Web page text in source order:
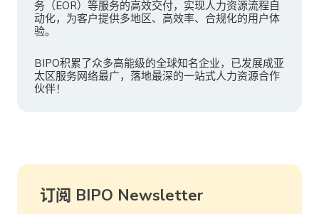
务（EOR）等服务的高效交付，实现人力资源流程自
动化，为客户提供多地区、高效率、合规化的用户体
验。
BIPO积累了众多高能级的全球知名企业，已发展成亚
太区服务网络最广，落地最深的一站式人力资源合作
伙伴！
订阅 BIPO Newsletter